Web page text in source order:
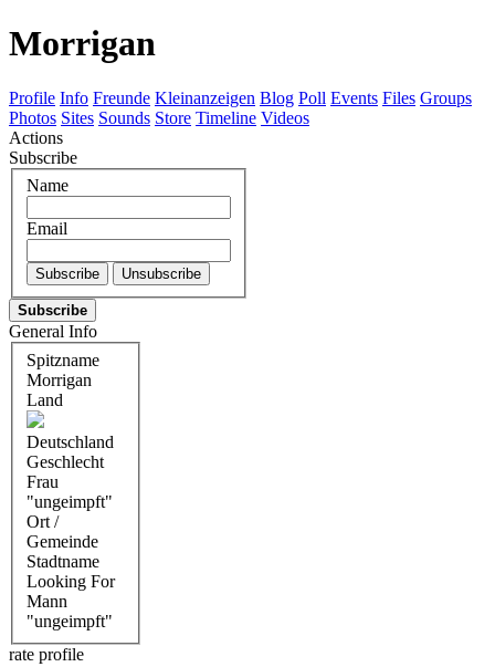
Morrigan
Profile Info Freunde Kleinanzeigen Blog Poll Events Files Groups
Photos Sites Sounds Store Timeline Videos
Actions
Subscribe
Name
Email
Subscribe
General Info
Spitzname
Morrigan
Land
Deutschland
Geschlecht
Frau
"ungeimpft"
Ort /
Gemeinde
Stadtname
Looking For
Mann
"ungeimpft"
rate profile